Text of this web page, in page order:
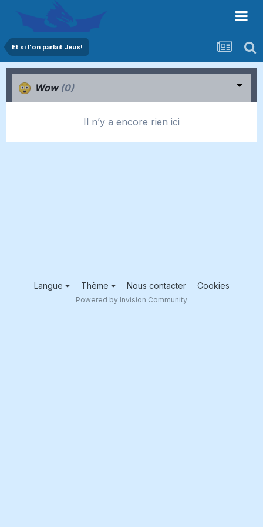
Et si l'on parlait Jeux!
Wow (0)
Il n’y a encore rien ici
Langue Thème Nous contacter Cookies
Powered by Invision Community